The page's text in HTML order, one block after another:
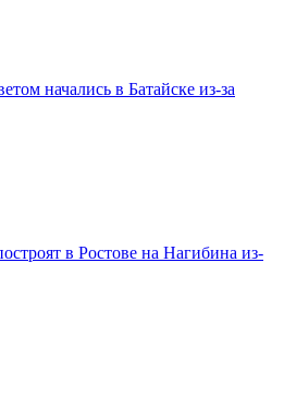
начались в Батайске из-за
в Ростове на Нагибина из-